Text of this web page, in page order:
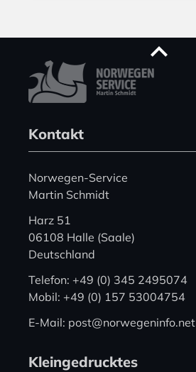
Kontakt
Norwegen-Service
Martin Schmidt
Harz 51
06108 Halle (Saale)
Deutschland
Telefon: +49 (0) 345 2495074
Mobil: +49 (0) 157 53004754
E-Mail: post@norwegeninfo.net
Kleingedrucktes